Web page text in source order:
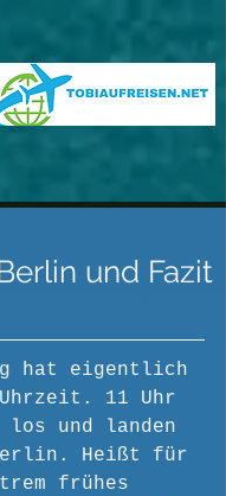
und Fazit
hat eigentlich
11 Uhr
und landen
Heißt für
frühes